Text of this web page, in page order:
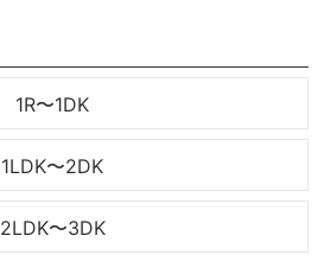
1R〜1DK
1LDK〜2DK
2LDK〜3DK